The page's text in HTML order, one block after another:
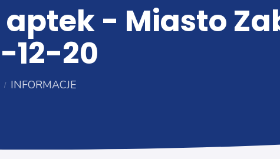
- Miasto
12-20
INFORMACJE